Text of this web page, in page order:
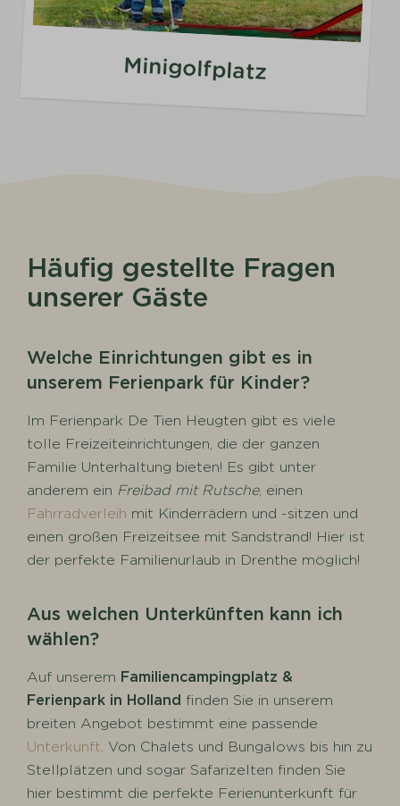
Minigolfplatz
Häufig gestellte Fragen
unserer Gäste
Welche Einrichtungen gibt es in
unserem Ferienpark für Kinder?
Im Ferienpark De Tien Heugten gibt es viele
tolle Freizeiteinrichtungen, die der ganzen
Familie Unterhaltung bieten! Es gibt unter
anderem ein Freibad mit Rutsche, einen
Fahrradverleih mit Kinderrädern und -sitzen und
einen großen Freizeitsee mit Sandstrand! Hier ist
der perfekte Familienurlaub in Drenthe möglich!
Aus welchen Unterkünften kann ich
wählen?
Auf unserem Familiencampingplatz &
Ferienpark in Holland finden Sie in unserem
breiten Angebot bestimmt eine passende
Unterkunft . Von Chalets und Bungalows bis hin zu
Stellplätzen und sogar Safarizelten finden Sie
hier bestimmt die perfekte Ferienunterkunft für